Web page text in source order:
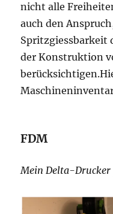
nicht alle
auch den
Spritzgiessbarkeit
der Konstruktion
FDM
Mein Delta-Drucker